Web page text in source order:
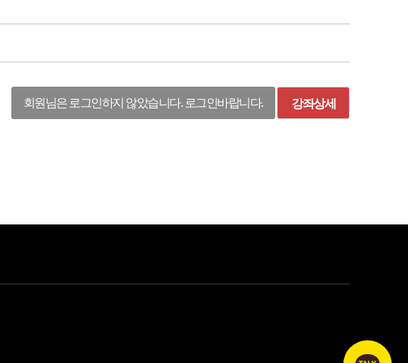
회원님은 로그인하지 않았습니다. 로그인바랍니다. 강좌상세